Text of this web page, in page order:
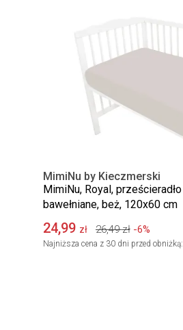
MimiNu by Kieczmerski
MimiNu, Royal, prześcieradło
bawełniane, beż, 120x60 cm
24,99 zł 26,49 zł -6%
Najniższa cena z 30 dni przed obniżką: